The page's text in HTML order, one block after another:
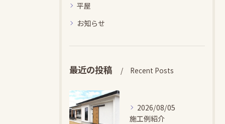
平屋
お知らせ
最近の投稿 Recent Posts
2026/08/05
施工例紹介